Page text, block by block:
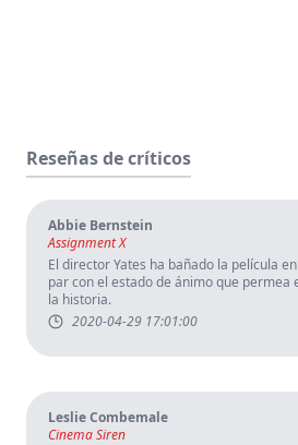
Reseñas de críticos
Abbie Bernstein
Assignment X
El director Yates ha bañado la película
par con el estado de ánimo que permea
la historia.
2020-04-29 17:01:00
Leslie Combemale
Cinema Siren